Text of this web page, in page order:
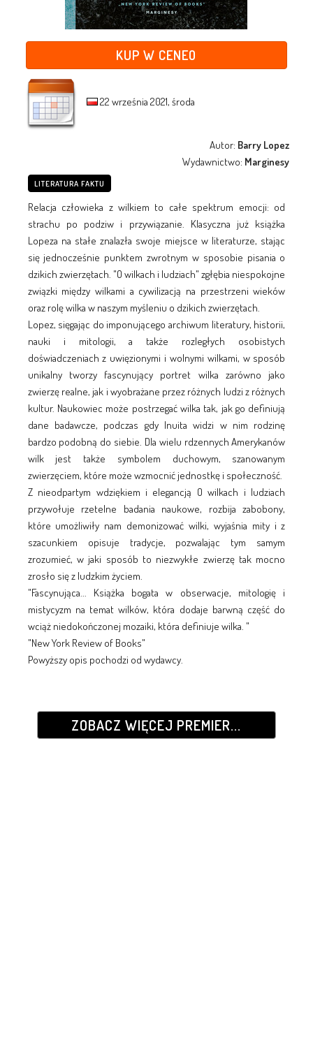
KUP W CENEO
22 września 2021, środa
Autor: Barry Lopez
Wydawnictwo: Marginesy
LITERATURA FAKTU
Relacja człowieka z wilkiem to całe spektrum emocji: od
strachu po podziw i przywiązanie. Klasyczna już książka
Lopeza na stałe znalazła swoje miejsce w literaturze, stając
się jednocześnie punktem zwrotnym w sposobie pisania o
dzikich zwierzętach. "O wilkach i ludziach" zgłębia niespokojne
związki między wilkami a cywilizacją na przestrzeni wieków
oraz rolę wilka w naszym myśleniu o dzikich zwierzętach.
Lopez, sięgając do imponującego archiwum literatury, historii,
nauki i mitologii, a także rozległych osobistych
doświadczeniach z uwięzionymi i wolnymi wilkami, w sposób
unikalny tworzy fascynujący portret wilka zarówno jako
zwierzę realne, jak i wyobrażane przez różnych ludzi z różnych
kultur. Naukowiec może postrzegać wilka tak, jak go definiują
dane badawcze, podczas gdy Inuita widzi w nim rodzinę
bardzo podobną do siebie. Dla wielu rdzennych Amerykanów
wilk jest także symbolem duchowym, szanowanym
zwierzęciem, które może wzmocnić jednostkę i społeczność.
Z nieodpartym wdziękiem i elegancją O wilkach i ludziach
przywołuje rzetelne badania naukowe, rozbija zabobony,
które umożliwiły nam demonizować wilki, wyjaśnia mity i z
szacunkiem opisuje tradycje, pozwalając tym samym
zrozumieć, w jaki sposób to niezwykłe zwierzę tak mocno
zrosło się z ludzkim życiem.
"Fascynująca... Książka bogata w obserwacje, mitologię i
mistycyzm na temat wilków, która dodaje barwną część do
wciąż niedokończonej mozaiki, która definiuje wilka. "
"New York Review of Books"
Powyższy opis pochodzi od wydawcy.
ZOBACZ WIĘCEJ PREMIER...